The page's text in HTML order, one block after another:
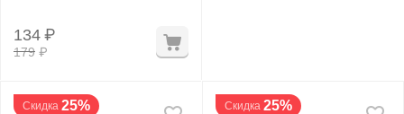
179 ₽
134 ₽
Скидка 25% Скидка 25%